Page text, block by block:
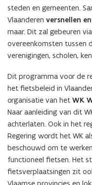
trappen
steden en gemeenten.
Vlaanderen versnellen
maar. Dit zal gebeuren
overeenkomsten tussen
verenigingen, scholen,
Dit programma voor de
het fietsbeleid in
organisatie van het WK
Naar aanleiding van dit
achterlaten. Ook in het
Regering wordt het WK
beschouwd om te
functioneel fietsen. Het
fietsverplaatsingen zit